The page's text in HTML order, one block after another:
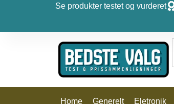
Se produkter testet og vurderet
Home Generelt Eletronik